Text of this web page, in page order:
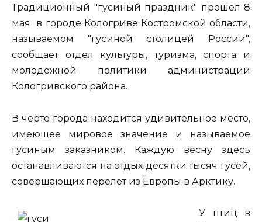
Традиционный "гусиный праздник" прошел 8
мая в городе Кологриве Костромской области,
называемом "гусиной столицей России",
сообщает отдел культуры, туризма, спорта и
молодежной политики администрации
Кологривского района.
В черте города находится удивительное место,
имеющее мировое значение и называемое
гусиным заказником. Каждую весну здесь
останавливаются на отдых десятки тысяч гусей,
совершающих перелет из Европы в Арктику.
У птиц в